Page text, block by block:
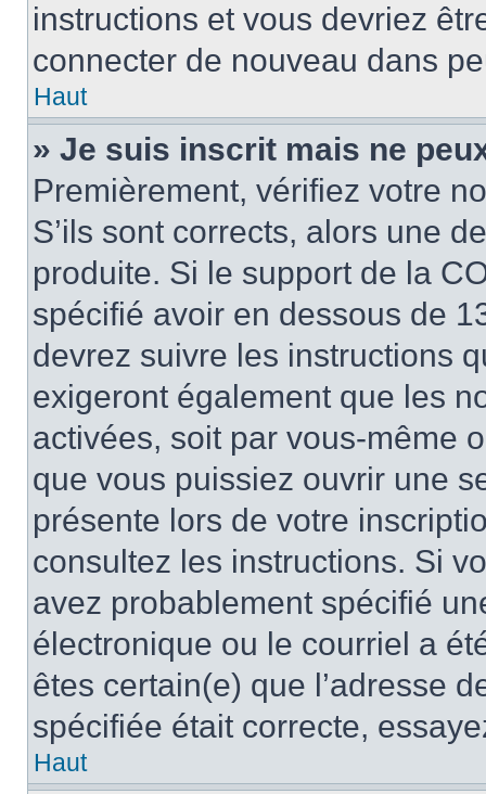
instructions et vous devriez
connecter de nouveau dans
Haut
» Je suis inscrit mais ne
Premièrement, vérifiez votre
S’ils sont corrects, alors une
produite. Si le support de la
spécifié avoir en dessous de
devrez suivre les instructions
exigeront également que les
activées, soit par vous-même
que vous puissiez ouvrir une
présente lors de votre
consultez les instructions. Si
avez probablement spécifié
électronique ou le courriel a
êtes certain(e) que l’adresse
spécifiée était correcte,
Haut